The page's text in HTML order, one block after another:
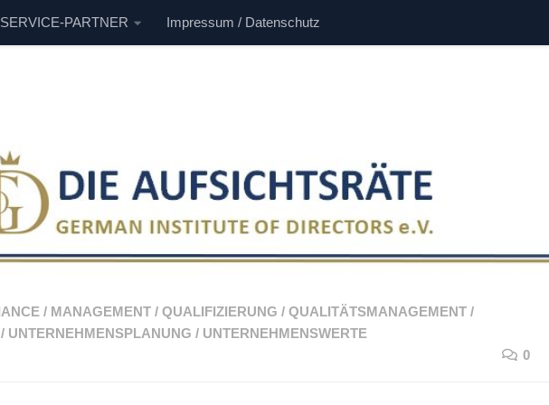
PARTNER Impressum / Datenschutz
/ MANAGEMENT / QUALIFIZIERUNG / QUALITÄTSMANAGEMENT /
/ UNTERNEHMENSPLANUNG / UNTERNEHMENSWERTE
0